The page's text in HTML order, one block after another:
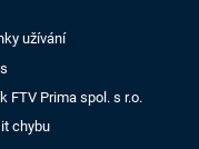
užívání
FTV Prima spol. s r.o.
chybu